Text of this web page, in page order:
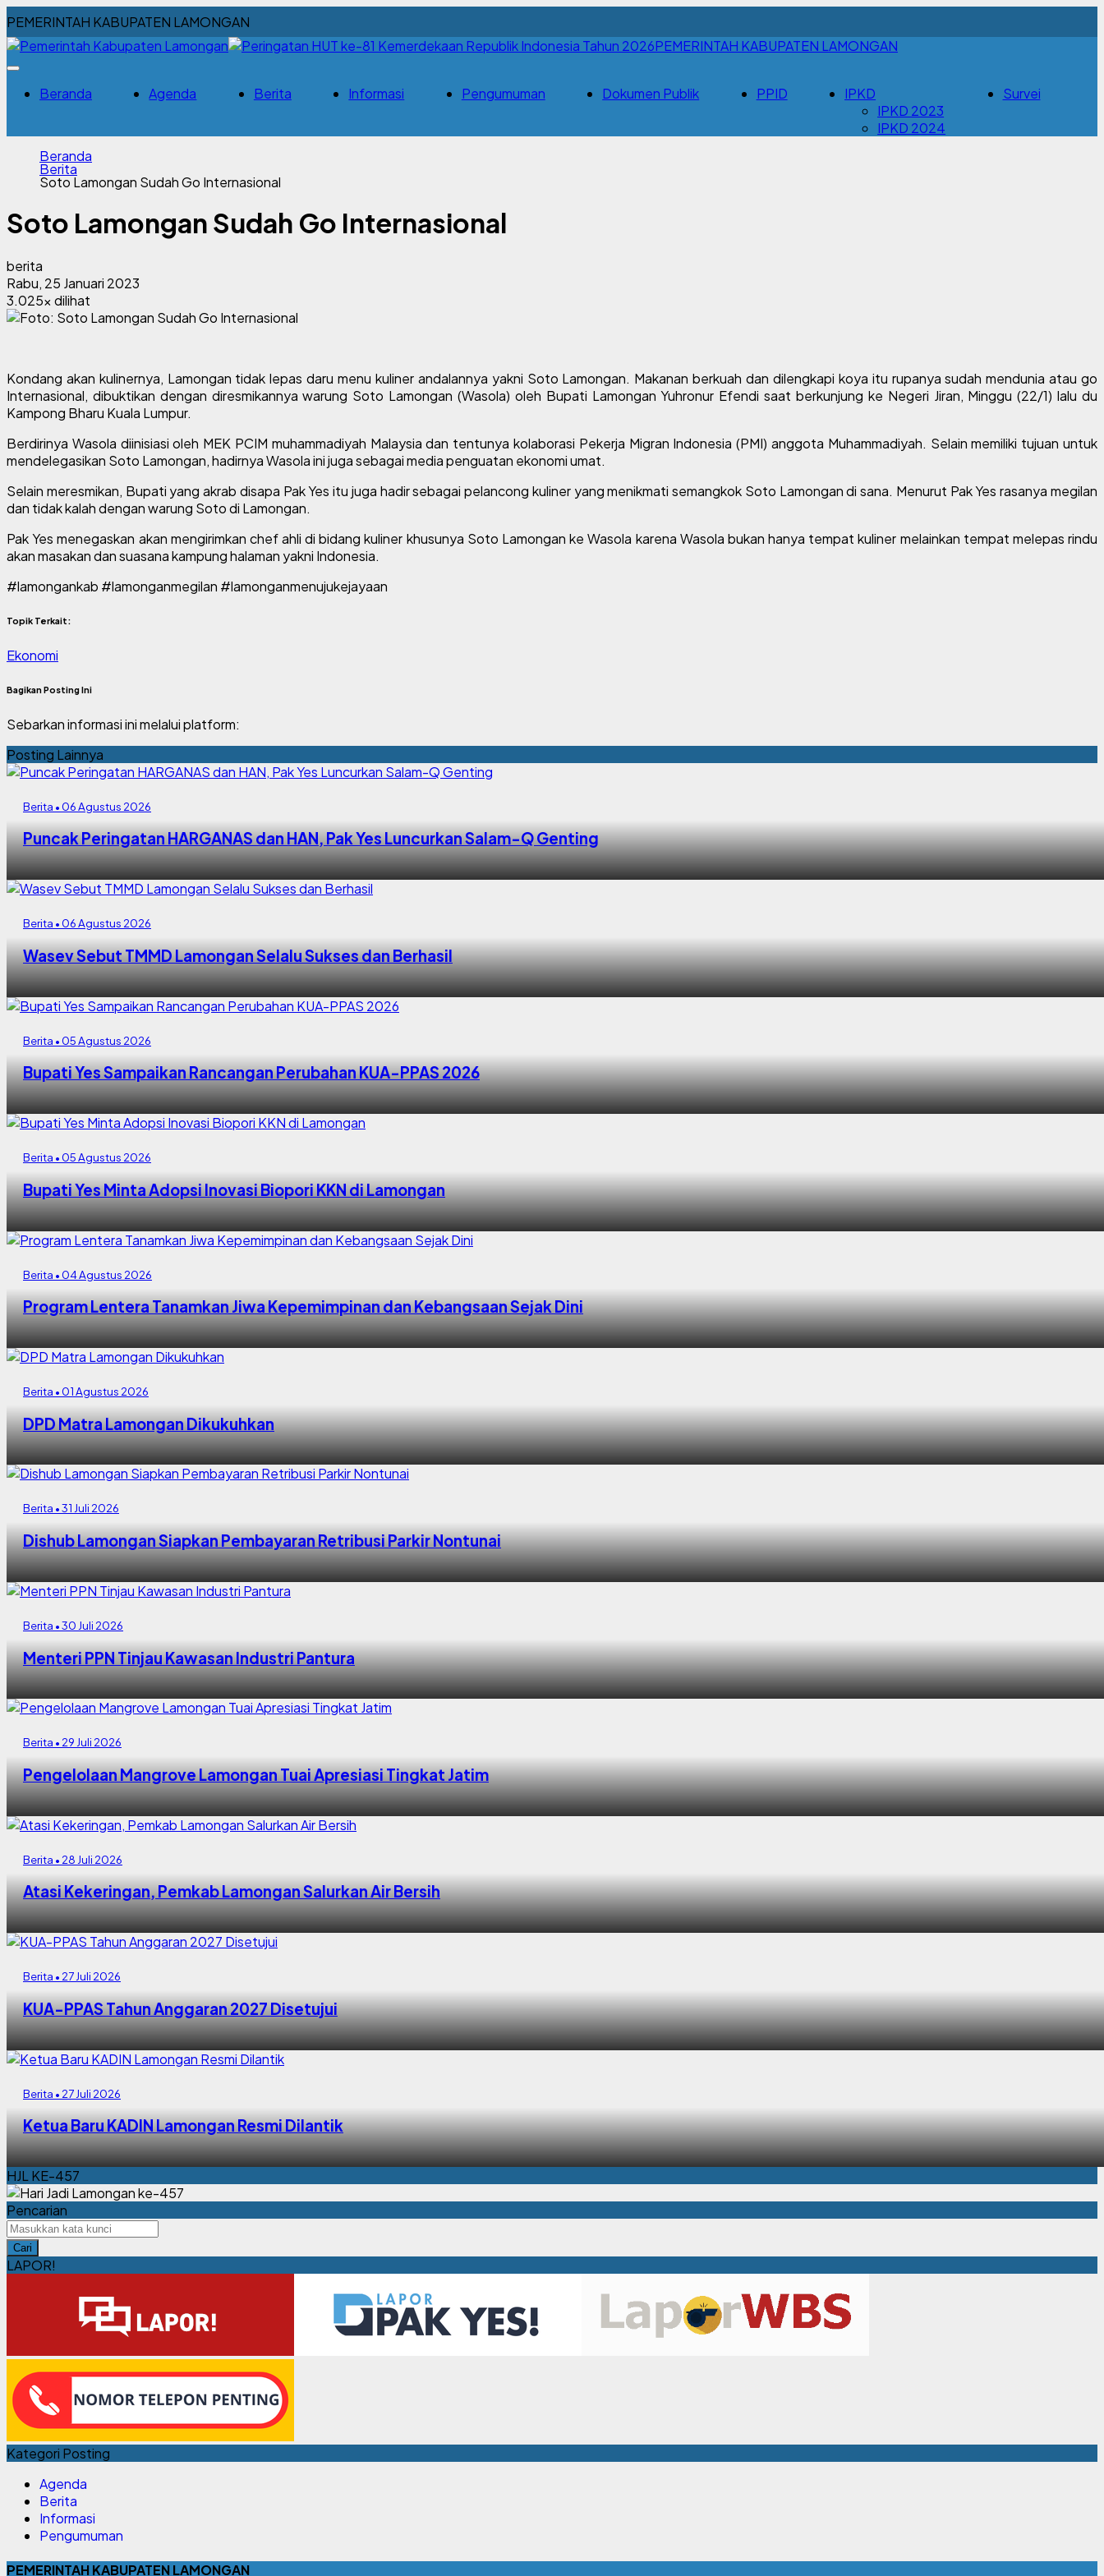
PEMERINTAH KABUPATEN LAMONGAN
PEMERINTAH KABUPATEN LAMONGAN
Beranda Agenda Berita Informasi Pengumuman Dokumen Publik PPID
IPKD
IPKD 2023
IPKD 2024
Survei
Beranda
Berita
Soto Lamongan Sudah Go Internasional
Soto Lamongan Sudah Go Internasional
berita
Rabu, 25 Januari 2023
3.025x dilihat
Kondang akan kulinernya, Lamongan tidak lepas daru menu kuliner andalannya yakni Soto Lamongan. Makanan berkuah dan dilengkapi koya itu rupanya sudah mendunia atau go
Internasional, dibuktikan dengan diresmikannya warung Soto Lamongan (Wasola) oleh Bupati Lamongan Yuhronur Efendi saat berkunjung ke Negeri Jiran, Minggu (22/1) lalu du
Kampong Bharu Kuala Lumpur.
Berdirinya Wasola diinisiasi oleh MEK PCIM muhammadiyah Malaysia dan tentunya kolaborasi Pekerja Migran Indonesia (PMI) anggota Muhammadiyah. Selain memiliki tujuan untuk
mendelegasikan Soto Lamongan, hadirnya Wasola ini juga sebagai media penguatan ekonomi umat.
Selain meresmikan, Bupati yang akrab disapa Pak Yes itu juga hadir sebagai pelancong kuliner yang menikmati semangkok Soto Lamongan di sana. Menurut Pak Yes rasanya megilan
dan tidak kalah dengan warung Soto di Lamongan.
Pak Yes menegaskan akan mengirimkan chef ahli di bidang kuliner khusunya Soto Lamongan ke Wasola karena Wasola bukan hanya tempat kuliner melainkan tempat melepas rindu
akan masakan dan suasana kampung halaman yakni Indonesia.
#lamongankab #lamonganmegilan #lamonganmenujukejayaan
Topik Terkait:
Ekonomi
Bagikan Posting Ini
Sebarkan informasi ini melalui platform:
Posting Lainnya
Berita • 06 Agustus 2026
Puncak Peringatan HARGANAS dan HAN, Pak Yes Luncurkan Salam-Q Genting
Berita • 06 Agustus 2026
Wasev Sebut TMMD Lamongan Selalu Sukses dan Berhasil
Berita • 05 Agustus 2026
Bupati Yes Sampaikan Rancangan Perubahan KUA-PPAS 2026
Berita • 05 Agustus 2026
Bupati Yes Minta Adopsi Inovasi Biopori KKN di Lamongan
Berita • 04 Agustus 2026
Program Lentera Tanamkan Jiwa Kepemimpinan dan Kebangsaan Sejak Dini
Berita • 01 Agustus 2026
DPD Matra Lamongan Dikukuhkan
Berita • 31 Juli 2026
Dishub Lamongan Siapkan Pembayaran Retribusi Parkir Nontunai
Berita • 30 Juli 2026
Menteri PPN Tinjau Kawasan Industri Pantura
Berita • 29 Juli 2026
Pengelolaan Mangrove Lamongan Tuai Apresiasi Tingkat Jatim
Berita • 28 Juli 2026
Atasi Kekeringan, Pemkab Lamongan Salurkan Air Bersih
Berita • 27 Juli 2026
KUA-PPAS Tahun Anggaran 2027 Disetujui
Berita • 27 Juli 2026
Ketua Baru KADIN Lamongan Resmi Dilantik
HJL KE-457
Pencarian
Cari
LAPOR!
Kategori Posting
Agenda
Berita
Informasi
Pengumuman
PEMERINTAH KABUPATEN LAMONGAN